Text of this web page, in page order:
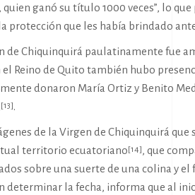
ganó su título 1000 veces”, lo
protección que les había brindado
de Chiquinquirá paulatinamente fue
el Reino de Quito también hubo
donaron María Ortiz y Benito
[13].
de la Virgen de Chiquinquirá
territorio ecuatoriano[14], que
sobre una suerte de una colina y
determinar la fecha, informa que al